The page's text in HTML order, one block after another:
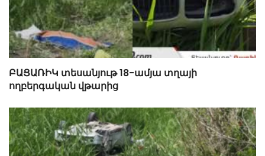
ԲԱՑԱՌԻԿ տեսանյութ 18-ամյա տղայի
ողբերգական վթարից